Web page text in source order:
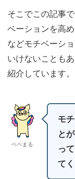
そこでこの記事
ベーションを高
などモチベーシ
いけないことも
紹介しています。
ペペまる
モ
と
っ
て